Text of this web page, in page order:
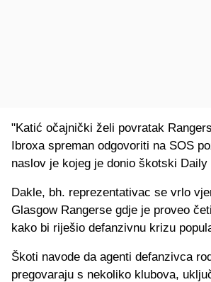
"Katić očajnički želi povratak
Ibroxa spreman odgovoriti na SOS
naslov je kojeg je donio škotski Daily
Dakle, bh. reprezentativac se vrlo
Glasgow Rangerse gdje je proveo
kako bi riješio defanzivnu krizu
Škoti navode da agenti defanzivca
pregovaraju s nekoliko klubova,